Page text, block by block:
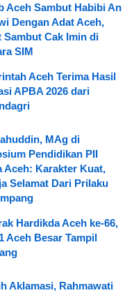
Aceh Sambut Habibi An
Dengan Adat Aceh,
Sambut Cak Imin di
SIM
Aceh Terima Hasil
APBA 2026 dari
MAg di
Pendidikan PII
Aceh: Karakter Kuat,
Selamat Dari Prilaku
Hardikda Aceh ke-66,
Aceh Besar Tampil
Aklamasi, Rahmawati